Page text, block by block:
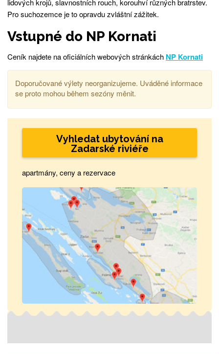
lidových krojů, slavnostních rouch, korouhví různých bratrstev.
Pro suchozemce je to opravdu zvláštní zážitek.
Vstupné do NP Kornati
Ceník najdete na oficiálních webových stránkách NP Kornati
Doporučované výlety neorganizujeme. Uváděné informace
se proto mohou během sezóny měnit.
Vyhledat ubytování na
Zadarské riviéře
apartmány, ceny a rezervace